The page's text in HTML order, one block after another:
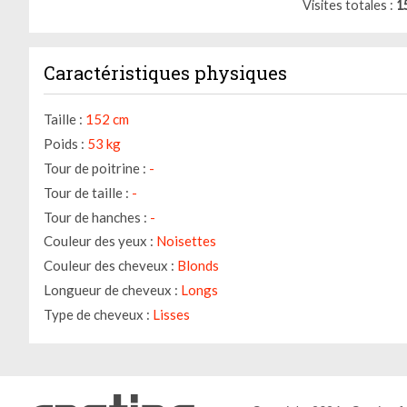
Visites totales
Caractéristiques physiques
Taille : 152 cm
Poids : 53 kg
Tour de poitrine : -
Tour de taille : -
Tour de hanches : -
Couleur des yeux : Noisettes
Couleur des cheveux : Blonds
Longueur de cheveux : Longs
Type de cheveux : Lisses